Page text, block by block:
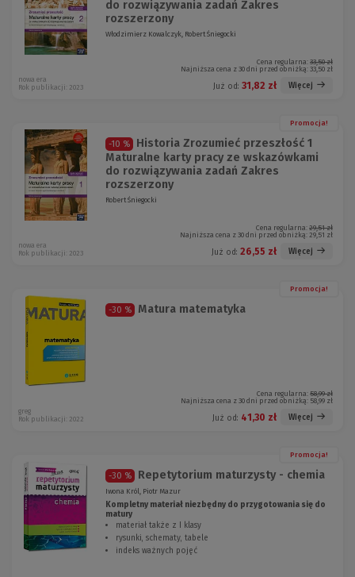
do rozwiązywania zadań Zakres
rozszerzony
Włodzimierz Kowalczyk, Robert Śniegocki
Cena regularna: 33,50 zł
Najniższa cena z 30 dni przed obniżką: 33,50 zł
Już od: 31,82 zł Więcej
nowa era
Rok publikacji: 2023
Promocja!
-10 %
Historia Zrozumieć przeszłość 1
Maturalne karty pracy ze wskazówkami
do rozwiązywania zadań Zakres
rozszerzony
Robert Śniegocki
Cena regularna: 29,51 zł
Najniższa cena z 30 dni przed obniżką: 29,51 zł
Już od: 26,55 zł Więcej
nowa era
Rok publikacji: 2023
Promocja!
-30 % Matura matematyka
Cena regularna: 58,99 zł
Najniższa cena z 30 dni przed obniżką: 58,99 zł
Już od: 41,30 zł Więcej
greg
Rok publikacji: 2022
Promocja!
-30 % Repetytorium maturzysty - chemia
Iwona Król, Piotr Mazur
Kompletny materiał niezbędny do przygotowania się do
matury
materiał także z I klasy
rysunki, schematy, tabele
indeks ważnych pojęć